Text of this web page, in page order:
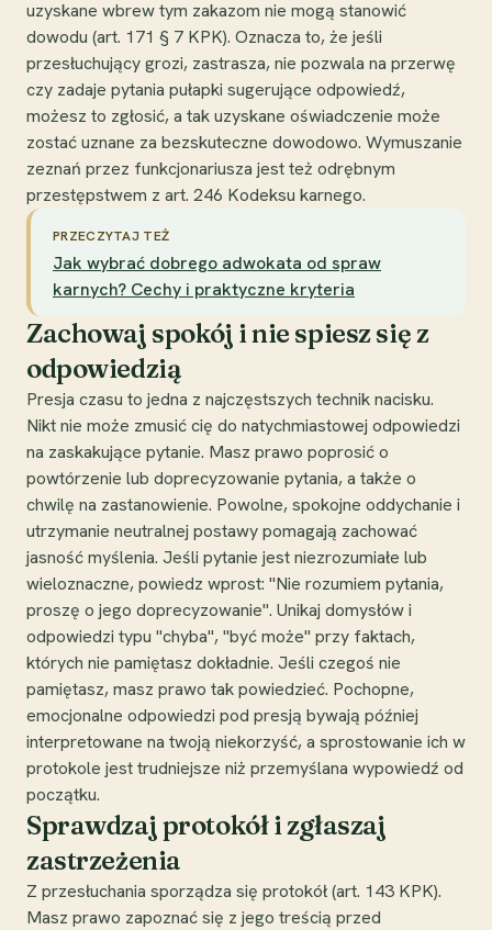
uzyskane wbrew tym zakazom nie mogą stanowić
dowodu (art. 171 § 7 KPK). Oznacza to, że jeśli
przesłuchujący grozi, zastrasza, nie pozwala na przerwę
czy zadaje pytania pułapki sugerujące odpowiedź,
możesz to zgłosić, a tak uzyskane oświadczenie może
zostać uznane za bezskuteczne dowodowo. Wymuszanie
zeznań przez funkcjonariusza jest też odrębnym
przestępstwem z art. 246 Kodeksu karnego.
PRZECZYTAJ TEŻ
Jak wybrać dobrego adwokata od spraw
karnych? Cechy i praktyczne kryteria
Zachowaj spokój i nie spiesz się z
odpowiedzią
Presja czasu to jedna z najczęstszych technik nacisku.
Nikt nie może zmusić cię do natychmiastowej odpowiedzi
na zaskakujące pytanie. Masz prawo poprosić o
powtórzenie lub doprecyzowanie pytania, a także o
chwilę na zastanowienie. Powolne, spokojne oddychanie i
utrzymanie neutralnej postawy pomagają zachować
jasność myślenia. Jeśli pytanie jest niezrozumiałe lub
wieloznaczne, powiedz wprost: "Nie rozumiem pytania,
proszę o jego doprecyzowanie". Unikaj domysłów i
odpowiedzi typu "chyba", "być może" przy faktach,
których nie pamiętasz dokładnie. Jeśli czegoś nie
pamiętasz, masz prawo tak powiedzieć. Pochopne,
emocjonalne odpowiedzi pod presją bywają później
interpretowane na twoją niekorzyść, a sprostowanie ich w
protokole jest trudniejsze niż przemyślana wypowiedź od
początku.
Sprawdzaj protokół i zgłaszaj
zastrzeżenia
Z przesłuchania sporządza się protokół (art. 143 KPK).
Masz prawo zapoznać się z jego treścią przed